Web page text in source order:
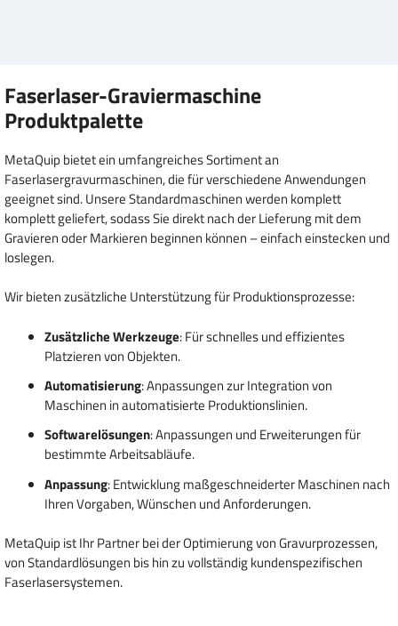
Faserlaser-Graviermaschine
Produktpalette
MetaQuip bietet ein umfangreiches Sortiment an
Faserlasergravurmaschinen, die für verschiedene Anwendungen
geeignet sind. Unsere Standardmaschinen werden komplett
komplett geliefert, sodass Sie direkt nach der Lieferung mit dem
Gravieren oder Markieren beginnen können – einfach einstecken und
loslegen.
Wir bieten zusätzliche Unterstützung für Produktionsprozesse:
Zusätzliche Werkzeuge: Für schnelles und effizientes
Platzieren von Objekten.
Automatisierung: Anpassungen zur Integration von
Maschinen in automatisierte Produktionslinien.
Softwarelösungen: Anpassungen und Erweiterungen für
bestimmte Arbeitsabläufe.
Anpassung: Entwicklung maßgeschneiderter Maschinen nach
Ihren Vorgaben, Wünschen und Anforderungen.
MetaQuip ist Ihr Partner bei der Optimierung von Gravurprozessen,
von Standardlösungen bis hin zu vollständig kundenspezifischen
Faserlasersystemen.